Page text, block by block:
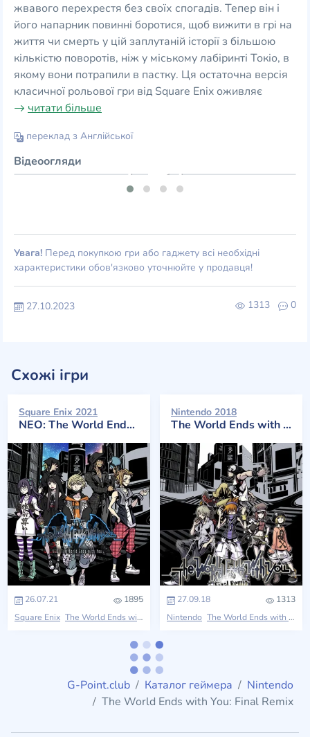
жвавого перехрестя без своїх спогадів. Тепер він і
його напарник повинні боротися, щоб вижити в грі на
життя чи смерть у цій заплутаній історії з більшою
кількістю поворотів, ніж у міському лабіринті Токіо, в
якому вони потрапили в пастку. Ця остаточна версія
класичної рольової гри від Square Enix оживляє
читати більше
переклад з Англійської
Відеоогляди
Увага! Перед покупкою гри або гаджету всі необхідні
характеристики обов'язково уточнюйте у продавця!
1313 0
27.10.2023
Схожі ігри
Square Enix 2021
NEO: The World Ends with You
26.07.21
1895
Square Enix The World Ends with you
Nintendo 2018
The World Ends with You: Final Remix
27.09.18
1313
Nintendo The World Ends with you
G-Point.club Каталог геймера
Nintendo
The World Ends with You: Final Remix